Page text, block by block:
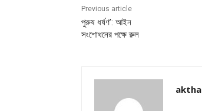
Previous article
পুরুষ ধর্ষণ’: আইন
সংশোধনের পক্ষে রুল